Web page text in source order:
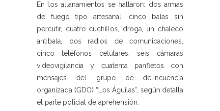
En los allanamientos se hallaron: dos armas
de fuego tipo artesanal, cinco balas sin
percutir, cuatro cuchillos, droga, un chaleco
antibala, dos radios de comunicaciones,
cinco teléfonos celulares, seis cámaras
videovigilancia y cuatenta panfletos con
mensajes del grupo de delincuencia
organizada (GDO) “Los Águilas”, según detalla
el parte policial de aprehensión.